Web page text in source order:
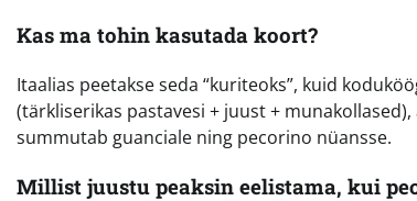
Kas ma tohin kasutada koort?
Itaalias peetakse seda “kuriteoks”, kuid
(tärkliserikas pastavesi + juust +
summutab guanciale ning pecorino nüansse.
Millist juustu peaksin eelistama, kui